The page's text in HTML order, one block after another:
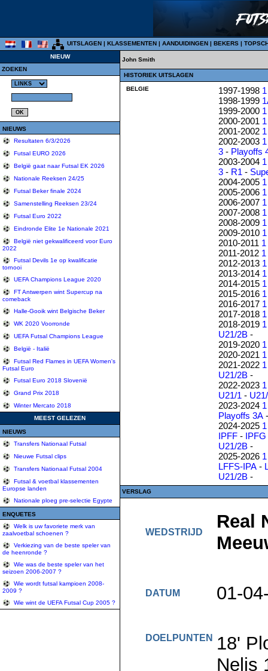
UITSLAGEN | KLASSEMENTEN | AANDUIDINGEN | BEKERS |
NIEUW
ZOEKEN
NIEUWS
Resultaten 6/3/2026
Futsal EURO 2026
België gaat naar Futsal EK 2026
Nationale Reeksen 24/25
Futsal Beker finale 2024
Samenstelling Reeksen 23/24
Futsal Euro 2022
Eindronde Elite 1e Nationale 2021
België niet gekwalificeerd voor Euro
2022
Futsal Devils 1e op kwalificatie
tornooi
UEFA Champions League 2020
FT Antwerpen wint Supercup na
comeback
Halle-Gooik wint Belgische Beker
WK 2020 Voorronde
UEFA Futsal Champions League
België - Italië
Futsal Red Flames in UEFA Women's
Futsal Euro
Futsal Euro 2018 Slovenië
Grand Prix 2018
Winter Mercato 2018
MEEST GELEZEN
NIEUWS
Transfers Nationaal Futsal
Nieuwe Futsal clips
Transfers Nationaal Futsal 2004
Futsal & voetbal klassementen
Europse landen
Nationale ploeg pre-selectie Egypte
ENQUETES
Welk is uw favoriete merk van
zaalvoetbal schoenen ?
Verkiezing van de beste speler van
de heenronde ?
Wie was de beste speler van het
seizoen 2006-2007 ?
Wie wordt futsal kampioen 2008-
2009 ?
Wie wint de UEFA Futsal Cup 2005 ?
John Smith
HISTORIEK UITSLAGEN
BELGIE 1997-1998 1
1998-1999
1999-2000 1
2000-2001 1
2001-2002 1
2002-2003 1
3 - Playoffs
2003-2004 1
3 - R1 -
2004-2005 1
2005-2006 1
2006-2007 1
2007-2008 1
2008-2009 1
2009-2010 1
2010-2011 1
2011-2012 1
2012-2013 1
2013-2014 1
2014-2015 1
2015-2016 1
2016-2017 1
2017-2018 1
2018-2019 1
U21/2B -
2019-2020 1
2020-2021 1
2021-2022 1
U21/2B -
2022-2023 1
U21/1 -
2023-2024 1
Playoffs 3A
2024-2025 1
IPFF - IPFG
U21/2B -
2025-2026 1
LFFS-IPA -
U21/2B -
VERSLAG
WEDSTRIJD
Real
DATUM 01-
DOELPUNTEN
18'
Nelis